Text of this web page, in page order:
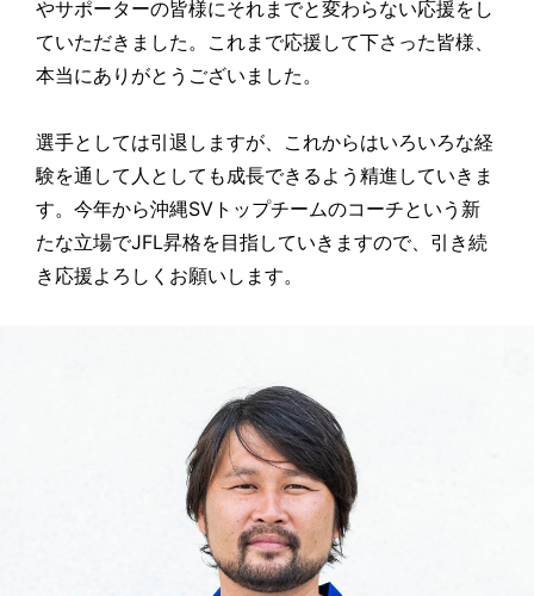
やサポーターの皆様にそれまでと変わらない応援をし
ていただきました。これまで応援して下さった皆様、
本当にありがとうございました。
選手としては引退しますが、これからはいろいろな経
験を通して人としても成長できるよう精進していきま
す。今年から沖縄SVトップチームのコーチという新
たな立場でJFL昇格を目指していきますので、引き続
き応援よろしくお願いします。